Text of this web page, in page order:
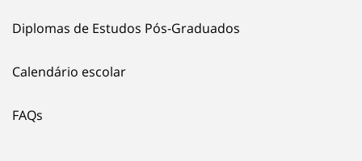
Diplomas de Estudos Pós-Graduados
Calendário escolar
FAQs